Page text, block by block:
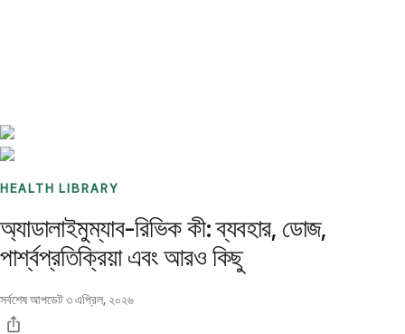
HEALTH LIBRARY
অ্যাডালাইমুম্যাব-রিভিক কী: ব্যবহার, ডোজ,
পার্শ্বপ্রতিক্রিয়া এবং আরও কিছু
সর্বশেষ আপডেট৩ এপ্রিল, ২০২৬